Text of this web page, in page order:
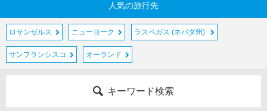
人気の旅行先
ロサンゼルス ニューヨーク ラスベガス (ネバダ州)
サンフランシスコ オーランド
キーワード検索